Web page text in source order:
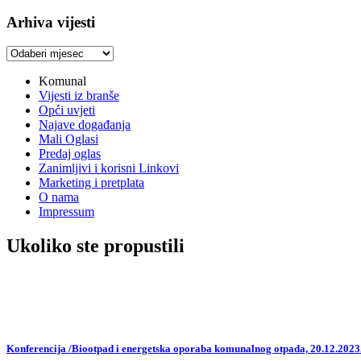
Arhiva vijesti
Arhiva
Komunal
Vijesti iz branše
Opći uvjeti
Najave događanja
Mali Oglasi
Predaj oglas
Zanimljivi i korisni Linkovi
Marketing i pretplata
O nama
Impressum
Ukoliko ste propustili
Konferencija /Biootpad i energetska oporaba komunalnog otpada,